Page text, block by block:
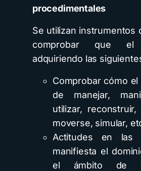
procedimentales
Se utilizan instrumentos
comprobar que el
adquiriendo las
Comprobar cómo
de manejar,
utilizar,
moverse, simular,
Actitudes en las
manifiesta el
el ámbito de